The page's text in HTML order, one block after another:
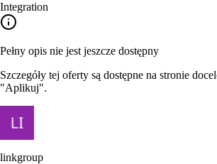
Integration
Pełny opis nie jest jeszcze dostępny
Szczegóły tej oferty są dostępne na stronie
"Aplikuj".
linkgroup